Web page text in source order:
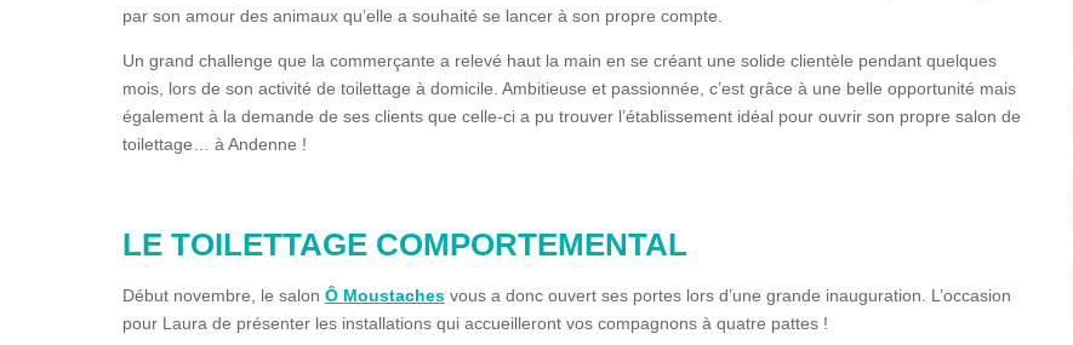
par son amour des animaux qu’elle a souhaité se lancer à son propre compte.
Un grand challenge que la commerçante a relevé haut la main en se créant une solide clientèle pendant quelques
mois, lors de son activité de toilettage à domicile. Ambitieuse et passionnée, c’est grâce à une belle opportunité mais
également à la demande de ses clients que celle-ci a pu trouver l’établissement idéal pour ouvrir son propre salon de
toilettage… à Andenne !
LE TOILETTAGE COMPORTEMENTAL
Début novembre, le salon Ô Moustachesvous a donc ouvert ses portes lors d’une grande inauguration. L’occasion
pour Laura de présenter les installations qui accueilleront vos compagnons à quatre pattes !